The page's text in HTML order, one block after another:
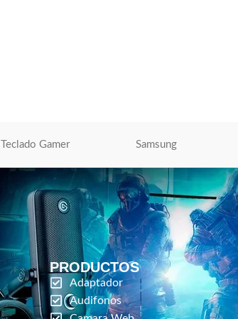
Teclado Gamer Samsung
PRODUCTOS
Adaptador
Audifonos